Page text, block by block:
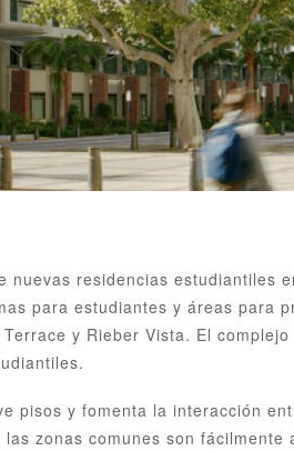
residencias estudiantiles
para estudiantes y áreas para
y Rieber Vista. El
pisos y fomenta la interacción
zonas comunes son fácilmente